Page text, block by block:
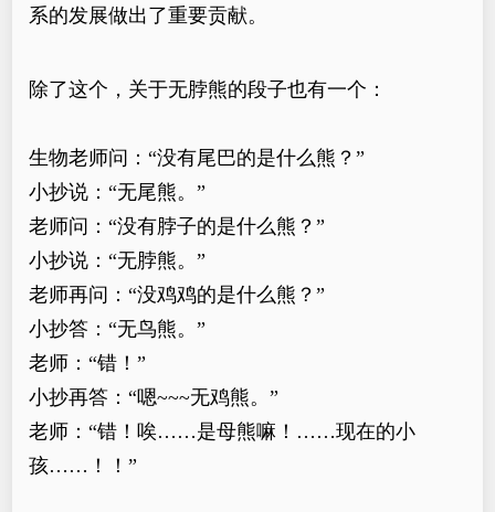
系的发展做出了重要贡献。
除了这个，关于无脖熊的段子也有一个：
生物老师问：“没有尾巴的是什么熊？”
小抄说：“无尾熊。”
老师问：“没有脖子的是什么熊？”
小抄说：“无脖熊。”
老师再问：“没鸡鸡的是什么熊？”
小抄答：“无鸟熊。”
老师：“错！”
小抄再答：“嗯~~~无鸡熊。”
老师：“错！唉……是母熊嘛！……现在的小
孩……！！”